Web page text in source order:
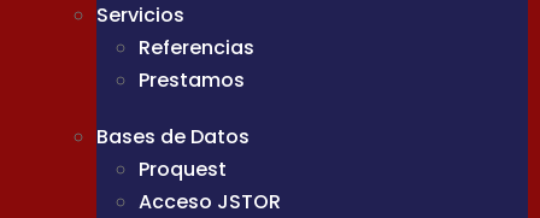
Servicios
Referencias
Prestamos
Bases de Datos
Proquest
Acceso JSTOR